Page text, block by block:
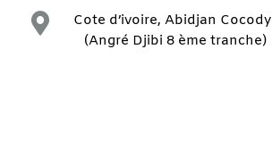

Cote d’ivoire, Abidjan Cocody
(Angré Djibi 8 ème tranche)